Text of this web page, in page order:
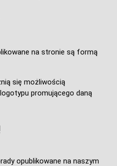
na stronie są formą
się możliwością
promującego daną
opublikowane na naszym